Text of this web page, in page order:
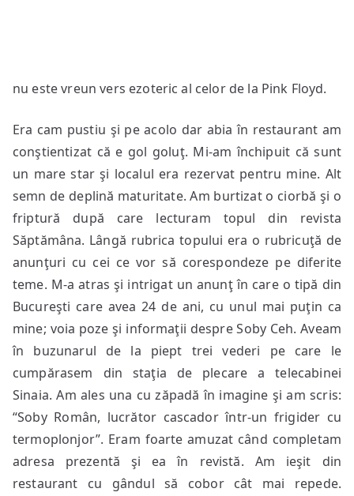
nu este vreun vers ezoteric al celor de la Pink Floyd.
Era cam pustiu şi pe acolo dar abia în restaurant am
conştientizat că e gol goluţ. Mi-am închipuit că sunt
un mare star şi localul era rezervat pentru mine. Alt
semn de deplină maturitate. Am burtizat o ciorbă şi o
friptură după care lecturam topul din revista
Săptămâna. Lângă rubrica topului era o rubricuţă de
anunţuri cu cei ce vor să corespondeze pe diferite
teme. M-a atras şi intrigat un anunţ în care o tipă din
Bucureşti care avea 24 de ani, cu unul mai puţin ca
mine; voia poze şi informaţii despre Soby Ceh. Aveam
în buzunarul de la piept trei vederi pe care le
cumpărasem din staţia de plecare a telecabinei
Sinaia. Am ales una cu zăpadă în imagine şi am scris:
“Soby Român, lucrător cascador într-un frigider cu
termoplonjor”. Eram foarte amuzat când completam
adresa prezentă şi ea în revistă. Am ieşit din
restaurant cu gândul să cobor cât mai repede.